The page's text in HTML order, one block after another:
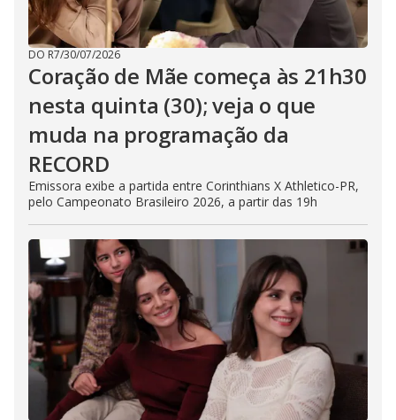
DO R7/30/07/2026
Coração de Mãe começa às 21h30
nesta quinta (30); veja o que
muda na programação da
RECORD
Emissora exibe a partida entre Corinthians X Athletico-PR,
pelo Campeonato Brasileiro 2026, a partir das 19h